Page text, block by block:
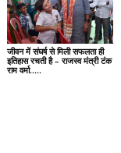
जीवन में संघर्ष से मिली सफलता ही
इतिहास रचती है – राजस्व मंत्री टंक
राम वर्मा…..